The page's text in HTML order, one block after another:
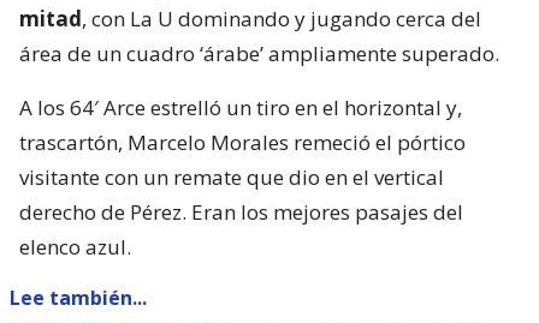
Dylan Glaby en el límite del área fue sancionada
como penal.Nelson Da Silva lo transformó en el
descuento
El gol visitante no terminó de inquietar a La U, que
siguió rondando el tercer tanto. La más clara fue un
cabezazo de Vargas a los 88′ que Pérez alcanzó a
contener de manera notable.
Fue victoria para Universidad de Chile, que no le